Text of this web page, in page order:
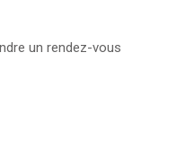
un rendez-vous